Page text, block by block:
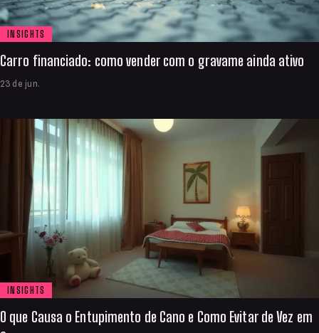
INSIGHTS
Carro financiado: como vender com o gravame ainda ativo
23 de jun.
INSIGHTS
O que Causa o Entupimento de Cano e Como Evitar de Vez em